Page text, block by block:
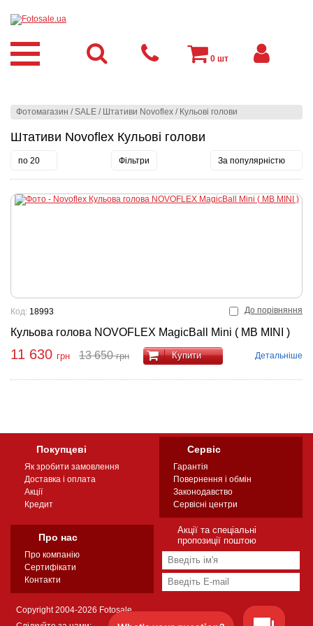
Фотомагазин /SALE / Штативи Novoflex / Кульові голови
Штативи Novoflex Кульові голови
по 20 Фільтри За популярністю
До порівняння
Кульова голова NOVOFLEX MagicBall Mini ( MB MINI )
Код: 18993
11 630 грн 13 650грн Купити Детальніше
0 шт
Покупцеві
Як зробити замовлення
Доставка і оплата
Акції
Кредит
Сервіс
Гарантія
Повернення і обмін
Законодавство
Сервісні центри
Про нас
Про компанію
Сертифікати
Контакти
Акції та спеціальні
пропозиції поштою
Copyright 2004-2026 Fotosale